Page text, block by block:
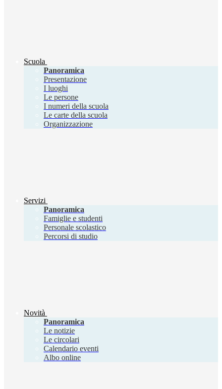
Scuola
Panoramica
Presentazione
I luoghi
Le persone
I numeri della scuola
Le carte della scuola
Organizzazione
Servizi
Panoramica
Famiglie e studenti
Personale scolastico
Percorsi di studio
Novità
Panoramica
Le notizie
Le circolari
Calendario eventi
Albo online